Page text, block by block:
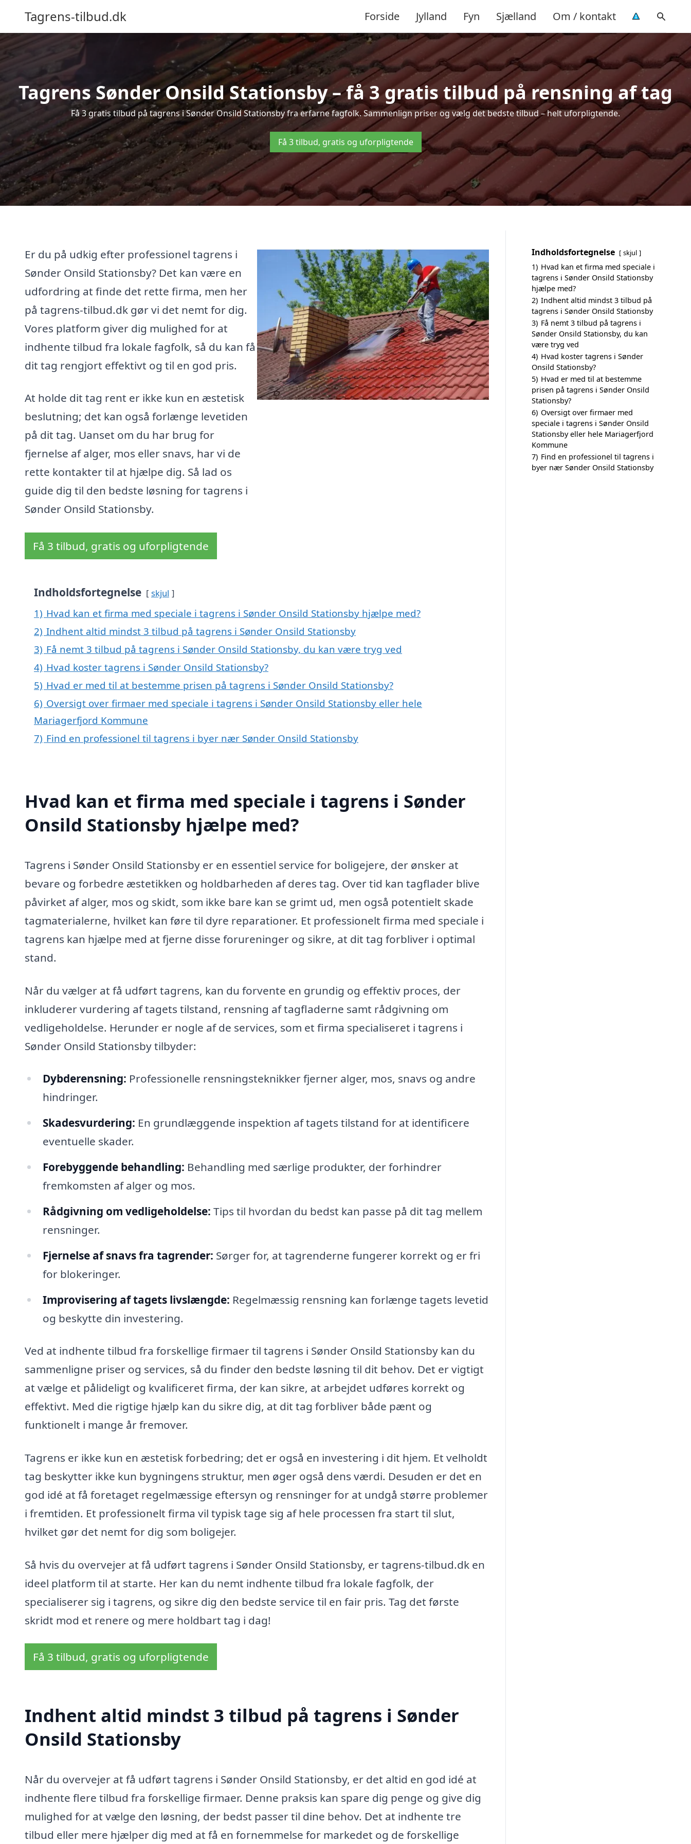
Tagrens-tilbud.dk Forside Jylland Fyn Sjælland Om / kontakt
Tagrens Sønder Onsild Stationsby – få 3 gratis tilbud på rensning af tag
Få 3 gratis tilbud på tagrens i Sønder Onsild Stationsby fra erfarne fagfolk. Sammenlign priser og vælg det bedste tilbud – helt uforpligtende.
Få 3 tilbud, gratis og uforpligtende
Er du på udkig efter professionel tagrens i
Sønder Onsild Stationsby? Det kan være en
udfordring at finde det rette firma, men her
på tagrens-tilbud.dk gør vi det nemt for dig.
Vores platform giver dig mulighed for at
indhente tilbud fra lokale fagfolk, så du kan få
dit tag rengjort effektivt og til en god pris.
At holde dit tag rent er ikke kun en æstetisk
beslutning; det kan også forlænge levetiden
på dit tag. Uanset om du har brug for
fjernelse af alger, mos eller snavs, har vi de
rette kontakter til at hjælpe dig. Så lad os
guide dig til den bedste løsning for tagrens i
Sønder Onsild Stationsby.
Få 3 tilbud, gratis og uforpligtende
Indholdsfortegnelse skjul
1) Hvad kan et firma med speciale i tagrens i Sønder Onsild Stationsby hjælpe med?
2) Indhent altid mindst 3 tilbud på tagrens i Sønder Onsild Stationsby
3) Få nemt 3 tilbud på tagrens i Sønder Onsild Stationsby, du kan være tryg ved
4) Hvad koster tagrens i Sønder Onsild Stationsby?
5) Hvad er med til at bestemme prisen på tagrens i Sønder Onsild Stationsby?
6) Oversigt over firmaer med speciale i tagrens i Sønder Onsild Stationsby eller hele
Mariagerfjord Kommune
7) Find en professionel til tagrens i byer nær Sønder Onsild Stationsby
Hvad kan et firma med speciale i tagrens i Sønder
Onsild Stationsby hjælpe med?
Tagrens i Sønder Onsild Stationsby er en essentiel service for boligejere, der ønsker at
bevare og forbedre æstetikken og holdbarheden af deres tag. Over tid kan tagflader blive
påvirket af alger, mos og skidt, som ikke bare kan se grimt ud, men også potentielt skade
tagmaterialerne, hvilket kan føre til dyre reparationer. Et professionelt firma med speciale i
tagrens kan hjælpe med at fjerne disse forureninger og sikre, at dit tag forbliver i optimal
stand.
Når du vælger at få udført tagrens, kan du forvente en grundig og effektiv proces, der
inkluderer vurdering af tagets tilstand, rensning af tagfladerne samt rådgivning om
vedligeholdelse. Herunder er nogle af de services, som et firma specialiseret i tagrens i
Sønder Onsild Stationsby tilbyder:
Dybderensning: Professionelle rensningsteknikker fjerner alger, mos, snavs og andre
hindringer.
Skadesvurdering: En grundlæggende inspektion af tagets tilstand for at identificere
eventuelle skader.
Forebyggende behandling: Behandling med særlige produkter, der forhindrer
fremkomsten af alger og mos.
Rådgivning om vedligeholdelse: Tips til hvordan du bedst kan passe på dit tag mellem
rensninger.
Fjernelse af snavs fra tagrender: Sørger for, at tagrenderne fungerer korrekt og er fri
for blokeringer.
Improvisering af tagets livslængde: Regelmæssig rensning kan forlænge tagets levetid
og beskytte din investering.
Ved at indhente tilbud fra forskellige firmaer til tagrens i Sønder Onsild Stationsby kan du
sammenligne priser og services, så du finder den bedste løsning til dit behov. Det er vigtigt
at vælge et pålideligt og kvalificeret firma, der kan sikre, at arbejdet udføres korrekt og
effektivt. Med die rigtige hjælp kan du sikre dig, at dit tag forbliver både pænt og
funktionelt i mange år fremover.
Tagrens er ikke kun en æstetisk forbedring; det er også en investering i dit hjem. Et velholdt
tag beskytter ikke kun bygningens struktur, men øger også dens værdi. Desuden er det en
god idé at få foretaget regelmæssige eftersyn og rensninger for at undgå større problemer
i fremtiden. Et professionelt firma vil typisk tage sig af hele processen fra start til slut,
hvilket gør det nemt for dig som boligejer.
Så hvis du overvejer at få udført tagrens i Sønder Onsild Stationsby, er tagrens-tilbud.dk en
ideel platform til at starte. Her kan du nemt indhente tilbud fra lokale fagfolk, der
specialiserer sig i tagrens, og sikre dig den bedste service til en fair pris. Tag det første
skridt mod et renere og mere holdbart tag i dag!
Få 3 tilbud, gratis og uforpligtende
Indhent altid mindst 3 tilbud på tagrens i Sønder
Onsild Stationsby
Når du overvejer at få udført tagrens i Sønder Onsild Stationsby, er det altid en god idé at
indhente flere tilbud fra forskellige firmaer. Denne praksis kan spare dig penge og give dig
mulighed for at vælge den løsning, der bedst passer til dine behov. Det at indhente tre
tilbud eller mere hjælper dig med at få en fornemmelse for markedet og de forskellige
Indholdsfortegnelse skjul
1) Hvad kan et firma med speciale i
tagrens i Sønder Onsild Stationsby
hjælpe med?
2) Indhent altid mindst 3 tilbud på
tagrens i Sønder Onsild Stationsby
3) Få nemt 3 tilbud på tagrens i
Sønder Onsild Stationsby, du kan
være tryg ved
4) Hvad koster tagrens i Sønder
Onsild Stationsby?
5) Hvad er med til at bestemme
prisen på tagrens i Sønder Onsild
Stationsby?
6) Oversigt over firmaer med
speciale i tagrens i Sønder Onsild
Stationsby eller hele Mariagerfjord
Kommune
7) Find en professionel til tagrens i
byer nær Sønder Onsild Stationsby